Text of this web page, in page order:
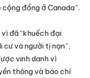
đồng ở Canada”.
đã “khuếch đại
cư và người tị nạn”,
vinh danh vì
thông và báo chí